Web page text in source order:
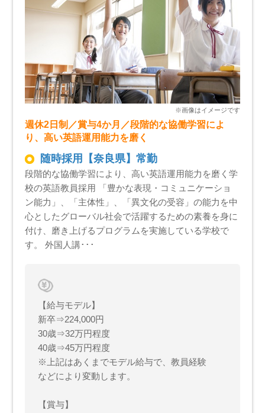
週休2日制／賞与4か月／段階的な協働学習によ
り、高い英語運用能力を磨く
随時採用【奈良県】常勤
段階的な協働学習により、高い英語運用能力を磨く学
校の英語教員採用 「豊かな表現・コミュニケーショ
ン能力」、「主体性」、「異文化の受容」の能力を中
心としたグローバル社会で活躍するための素養を身に
付け、磨き上げるプログラムを実施している学校で
す。 外国人講･･･
【給与モデル】
新卒⇒224,000円
30歳⇒32万円程度
40歳⇒45万円程度
※上記はあくまでモデル給与で、教員経験
などにより変動します。
【賞与】